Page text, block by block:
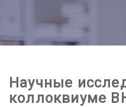
Научные
коллоквиуме